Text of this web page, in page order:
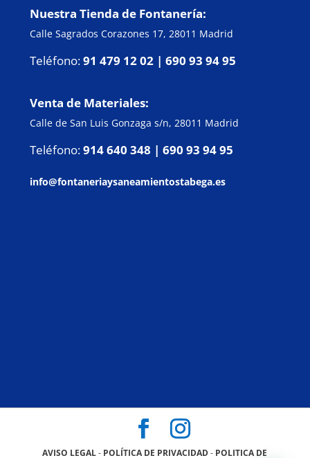
Nuestra Tienda de Fontanería:
Calle Sagrados Corazones 17, 28011 Madrid
Teléfono:91 479 12 02 | 690 93 94 95
Venta de Materiales:
Calle de San Luis Gonzaga s/n, 28011 Madrid
Teléfono:914 640 348 | 690 93 94 95
info@fontaneriaysaneamientostabega.es
AVISO LEGAL- POLÍTICA DE PRIVACIDAD- POLITICA DE